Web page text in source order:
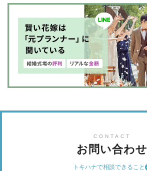
CONTACT
お問い合わせ
トキハナで相談できること